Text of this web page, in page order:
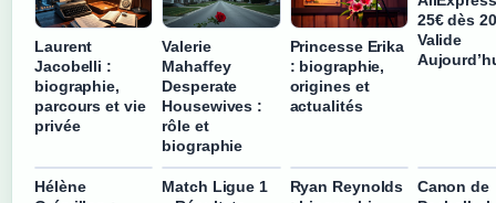
Laurent
Jacobelli :
biographie,
parcours et vie
privée
Valerie
Mahaffey
Desperate
Housewives :
rôle et
biographie
Princesse Erika
: biographie,
origines et
actualités
25€ dès
Valide
Hélène
Match Ligue 1
Ryan Reynolds
Canon de